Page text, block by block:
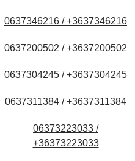
0637346216 / +3637346216
0637200502 / +3637200502
0637304245 / +3637304245
0637311384 / +3637311384
06373223033 /
+36373223033